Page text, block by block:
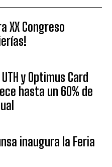
XX Congreso
y Optimus Card
hasta un 60% de
inaugura la Feria